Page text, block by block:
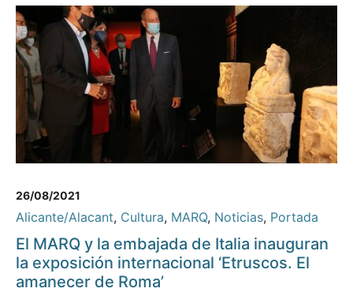
26/08/2021
Alicante/Alacant, Cultura, MARQ, Noticias, Portada
El MARQ y la embajada de Italia inauguran
la exposición internacional ‘Etruscos. El
amanecer de Roma’